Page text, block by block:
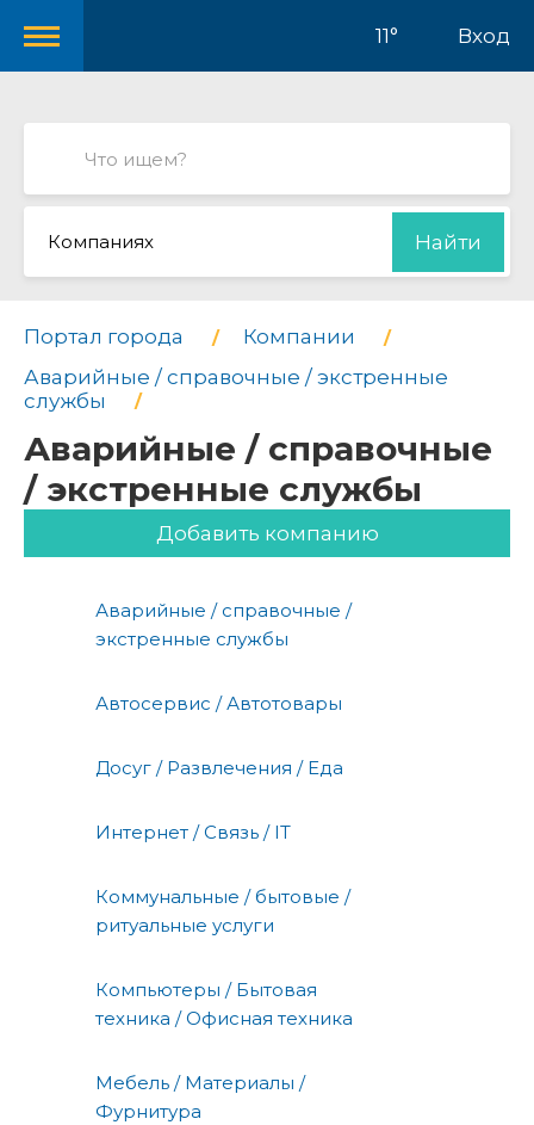
11° Вход
Компаниях Найти
Портал города
Компании
Аварийные / справочные / экстренные
службы
Аварийные / справочные
/ экстренные службы
Добавить компанию
Аварийные / справочные /
экстренные службы
Автосервис / Автотовары
Досуг / Развлечения / Еда
Интернет / Связь / IT
Коммунальные / бытовые /
ритуальные услуги
Компьютеры / Бытовая
техника / Офисная техника
Мебель / Материалы /
Фурнитура